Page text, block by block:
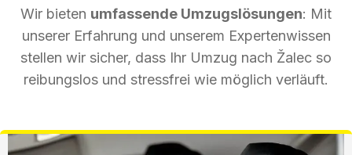
Wir bieten umfassende Umzugslösungen: Mit
unserer Erfahrung und unserem Expertenwissen
stellen wir sicher, dass Ihr Umzug nach Žalec so
reibungslos und stressfrei wie möglich verläuft.